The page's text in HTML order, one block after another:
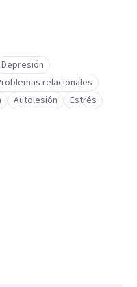
Depresión
relacionales
Autolesión Estrés